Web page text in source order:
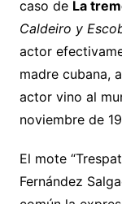
caso de La
Caldeiro y
actor
madre cubana,
actor vino al
noviembre de
El mote
Fernández